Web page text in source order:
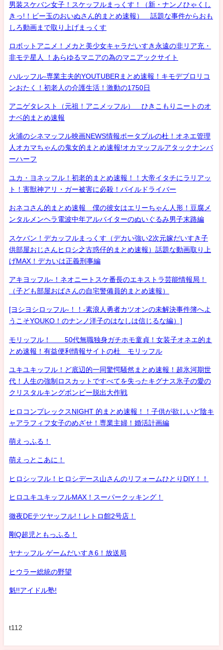
男装スケバン女子！スケッフルまっくす！（新・ナンノひゃくし
きっ!！ビー玉のおいぬさん的まとめ速報） 話題な事件からおも
しろ動画まで取り上げまっくす
ロボットアニメ！メカと美少女キャラだいすき永遠の非リア充・
非モテ星人 ！あらゆるマニアの為のマニアックサイト
ハルッフル-専業主夫的YOUTUBERまとめ速報！キモデブロリコ
ンおたく！初老人の介護生活！激動の1750日
アニゲタレスト（元祖！アニメッフル） ひきこもりニートのオ
ナベ的まとめ速報
火浦のシネマッフル映画NEWS情報ポータブルの杜！オネエ管理
人オカマちゃんの鬼女的まとめ速報!オカマッフルアタックナンバ
ーハーフ
ユカ・ヨネッフル！初老的まとめ速報！！大帝イタチにラリアッ
ト！害獣神アリ・ガー被害に必殺！パイルドライバー
おネコさん的まとめ速報 僕の彼女はエリーちゃん人形！豆腐メ
ンタルメンヘラ電波中年アルバイターのぬいぐるみ男子末路編
スケバン！デカッフルまっくす（デカい強い2次元嫁だいすき子
供部屋おじさんヒロシ之古惑仔的まとめ速報）話題な動画取り上
げMAX！デカいは正義刑事編
アキヨッフル-！ネオニートスケ番長のエキストラ芸能情報局！
（子ども部屋おばさんの自宅警備員的まとめ速報）
[ヨシヨシロッフル-！！-素浪人勇者カツオンの未解決事件簿へよ
うこそYOUKO！のナンノ洋子のはなしは信じるな編）]
モリッフル！ 50代無職独身ガチホモ童貞！女装子オネエ的ま
とめ速報！有益便利情報サイトの杜 モリッフル
ユキユキッフル！ど底辺的一同驚愕騒然まとめ速報！超氷河期世
代！人生の強制ロスカットですべてを失ったキグナス氷子の愛の
クリスタルキングボンビー脱出大作戦
ヒロコンプレックスNIGHT 的まとめ速報！！子供が欲しいど陰キ
ャアラフィフ女子のめざせ！専業主婦！婚活計画編
萌えっふる！
萌えっとこあに！
ヒロシッフル！ヒロシデース山さんのリフォームひとりDIY！！
ヒロユキユキッフルMAX！スーパークッキング！
徹夜DEテツヤッフル!！レトロ館2号店！
剛Q超児ともっふる！
ヤナッフル ゲームだいすき6！放送局
ヒウラー総統の野望
魁!!アイドル塾!
t112